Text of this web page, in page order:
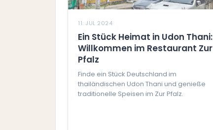
11. JUL 2024
Ein Stück Heimat in Udon Thani:
Willkommen im Restaurant Zur
Pfalz
Finde ein Stück Deutschland im
thailändischen Udon Thani und genieße
traditionelle Speisen im Zur Pfalz.